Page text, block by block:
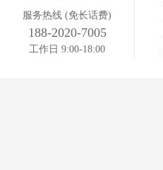
服务热线 (免长话费)
188-2020-7005
工作日 9:00-18:00